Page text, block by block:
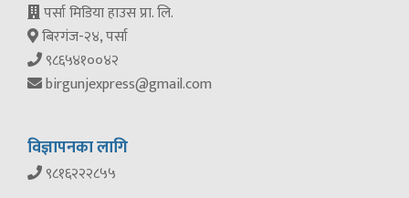
पर्सा मिडिया हाउस प्रा. लि.
बिरगंज-२४, पर्सा
९८६५४१००४२
birgunjexpress@gmail.com
विज्ञापनका लागि
९८१६२२२८५५